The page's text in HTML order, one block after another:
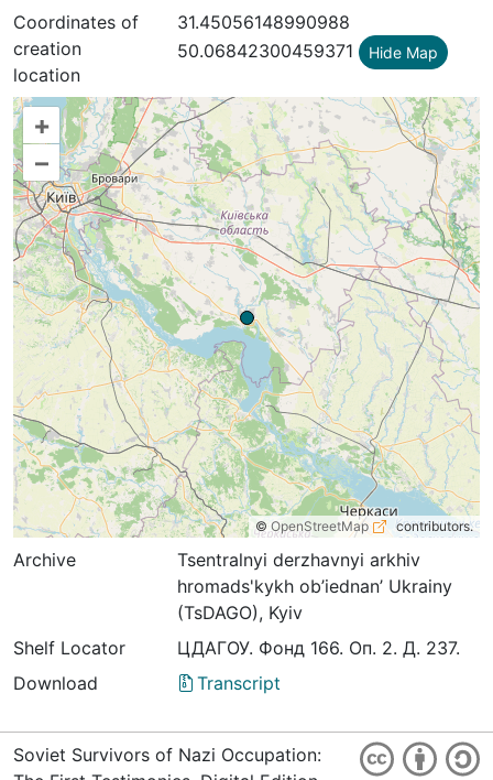
Coordinates of
creation
location
31.45056148990988
50.06842300459371 Hide Map
+
–
© OpenStreetMap contributors.
Archive
Tsentralnyi derzhavnyi arkhiv
hromads'kykh ob’iednan’ Ukrainy
(TsDAGO), Kyiv
Shelf Locator
ЦДАГОУ. Фонд 166. Оп. 2. Д. 237.
Download
Transcript
Soviet Survivors of Nazi Occupation: